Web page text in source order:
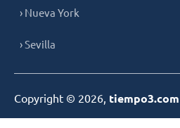
› Nueva York
› Sevilla
Copyright © 2026, tiempo3.com